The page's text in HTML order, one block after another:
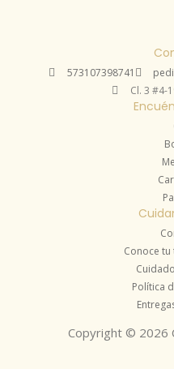
573107398741
Cl. 3 #4-
Conoce
Política
Copyright © 2026